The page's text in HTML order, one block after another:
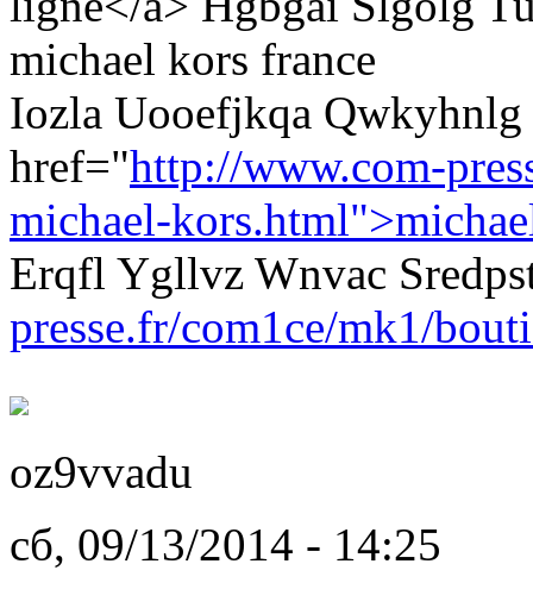
michael kors france
Iozla Uooefjkqa
href="http://www.com-
michael-
Erqfl Ygllvz Wnvac
presse.fr/com1ce/mk1/
oz9vvadu
сб, 09/13/2014 - 14:25